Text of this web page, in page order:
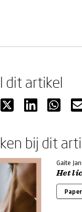
dit artikel
bij dit
Gaite
Het